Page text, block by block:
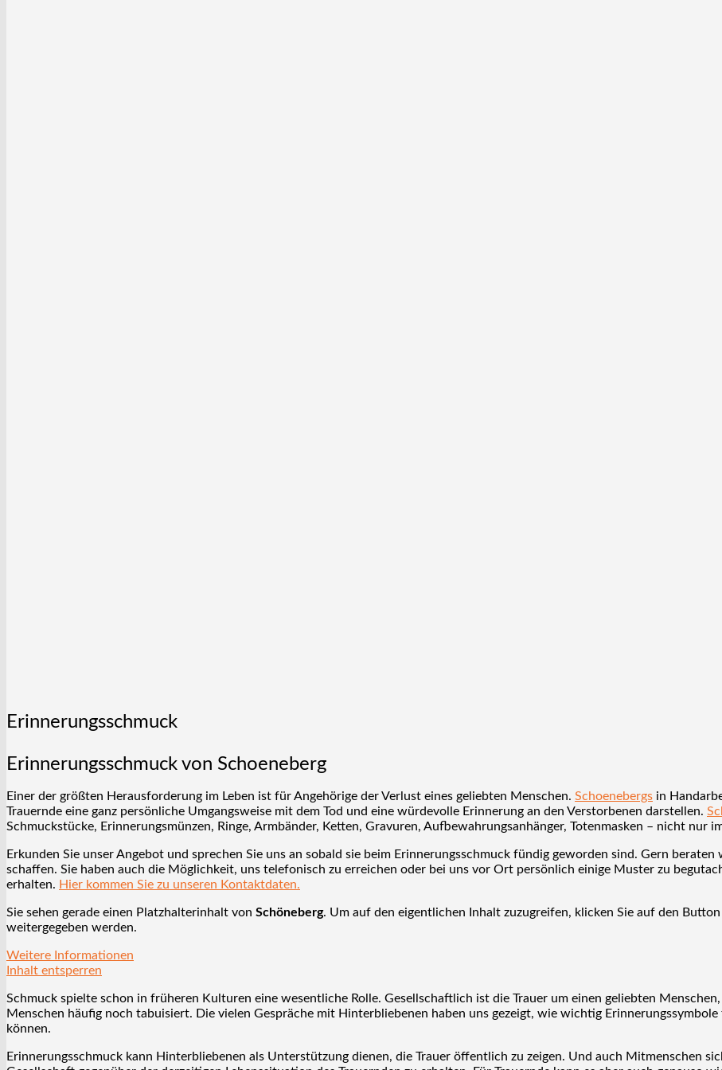
Erinnerungsschmuck
Erinnerungsschmuck von Schoeneberg
Einer der größten Herausforderung im Leben ist für Angehörige der Verlust eines geliebten Menschen. Schoenebergs in
Trauernde eine ganz persönliche Umgangsweise mit dem Tod und eine würdevolle Erinnerung an den Verstorbenen darstellen.
Schmuckstücke, Erinnerungsmünzen, Ringe, Armbänder, Ketten, Gravuren, Aufbewahrungsanhänger, Totenmasken – nicht nur
Erkunden Sie unser Angebot und sprechen Sie uns an sobald sie beim Erinnerungsschmuck fündig geworden sind. Gern
schaffen. Sie haben auch die Möglichkeit, uns telefonisch zu erreichen oder bei uns vor Ort persönlich einige Muster zu
erhalten. Hier kommen Sie zu unseren Kontaktdaten.
Sie sehen gerade einen Platzhalterinhalt von Schöneberg. Um auf den eigentlichen Inhalt zuzugreifen, klicken Sie auf den
weitergegeben werden.
Weitere Informationen
Inhalt entsperren
Schmuck spielte schon in früheren Kulturen eine wesentliche Rolle. Gesellschaftlich ist die Trauer um einen geliebten
Menschen häufig noch tabuisiert. Die vielen Gespräche mit Hinterbliebenen haben uns gezeigt, wie wichtig
können.
Erinnerungsschmuck kann Hinterbliebenen als Unterstützung dienen, die Trauer öffentlich zu zeigen. Und auch Mitmenschen